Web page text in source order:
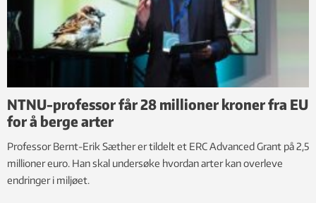
NTNU-professor får 28 millioner kroner fra EU
for å berge arter
Professor Bernt-Erik Sæther er tildelt et ERC Advanced Grant på 2,5
millioner euro. Han skal undersøke hvordan arter kan overleve
endringer i miljøet.